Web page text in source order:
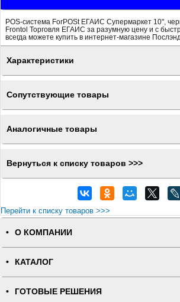
POS-система ForPOSt ЕГАИС Супермаркет 10",
Frontol Торговля ЕГАИС за разумную цену и с
всегда можете купить в интернет-магазине
Характеристики
Сопутствующие товары
Аналогичные товары
Вернуться к списку товаров >>>
Перейти к списку товаров >>>
О КОМПАНИИ
КАТАЛОГ
ГОТОВЫЕ РЕШЕНИЯ